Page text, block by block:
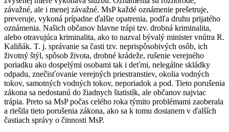
závažné, ale i menej závažné. MsP každé oznámenie prešetruje,
preveruje, vykoná prípadne ďalšie opatrenia, podľa druhu prijatého
oznámenia. Našich občanov hlavne trápi tzv. drobná kriminalita,
alebo otravujúca kriminalita, ako to nazval bývalý minister vnútra R.
Kaliňák. T. j. správanie sa časti tzv. neprispôsobivých osôb, ich
životný štýl, spôsob života, drobné krádeže, rušenie verejného
poriadku ako dospelými osobami tak i deťmi, nelegálne skládky
odpadu, znečisťovanie verejných priestranstiev, okolia vodných
tokov, samotných vodných tokov, neporiadok a pod. Tieto porušenia
zákona sa nedostanú do žiadnych štatistík, ale občanov najviac
trápia. Preto sa MsP počas celého roka týmito problémami zaoberala
a riešila tieto porušenia zákona, ako sa k tomu dostanem v ďalších
častiach správy o činnosti MsP.